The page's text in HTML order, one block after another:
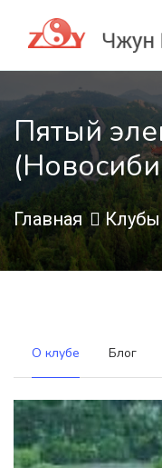
Пятый
Главная Клубы
О клубе Блог